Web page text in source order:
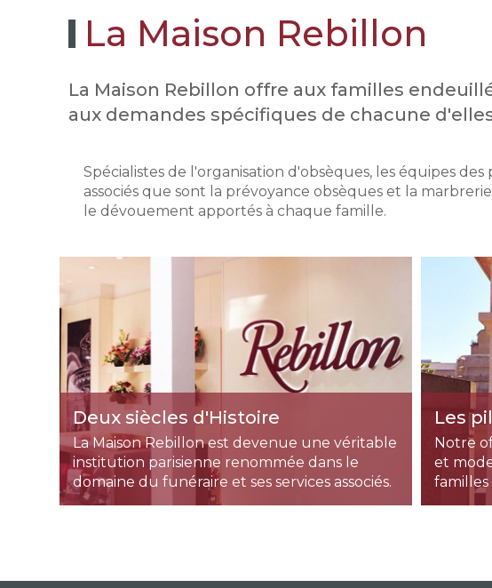
La Maison Rebillon
La Maison Rebillon offre aux familles
aux demandes spécifiques de chacune
Spécialistes de l'organisation d'obsèques, les équipes
associés que sont la prévoyance obsèques et la
le dévouement apportés à chaque famille.
Deux siècles d'Histoire
La Maison Rebillon est devenue une véritable
institution parisienne renommée dans le
domaine du funéraire et ses services associés.
Les
Notre
et